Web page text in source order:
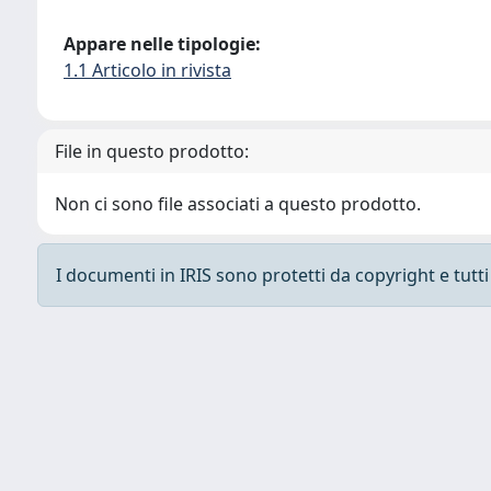
Appare nelle tipologie:
1.1 Articolo in rivista
File in questo prodotto:
Non ci sono file associati a questo prodotto.
I documenti in IRIS sono protetti da copyright e